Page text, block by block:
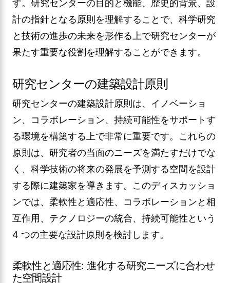
す。研究センターの目的と機能、歴史的背景、設
計の指針となる原則を理解することで、科学研究
と技術の進歩の未来を形作る上で研究センターが
果たす重要な役割を理解することができます。
研究センターの建築設計原則
研究センターの建築設計原則は、イノベーショ
ン、コラボレーション、持続可能性をサポートす
る環境を構築する上で非常に重要です。これらの
原則は、研究者の当面のニーズを満たすだけでな
く、科学技術の将来の発展を予測する空間を設計
する際に建築家を導きます。このディスカッショ
ンでは、柔軟性と適応性、コラボレーションと相
互作用、テクノロジーの統合、持続可能性という
4 つの主要な設計原則を検討します。
柔軟性と適応性: 進化する研究ニーズに合わせ
た空間設計